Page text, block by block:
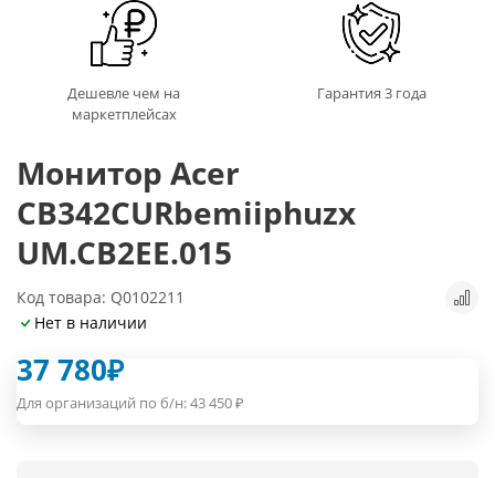
Дешевле чем на
маркетплейсах
Гарантия 3 года
Монитор Acer
CB342CURbemiiphuzx
UM.CB2EE.015
Код товара: Q0102211
Нет в наличии
37 780₽
Для организаций по б/н:43 450₽